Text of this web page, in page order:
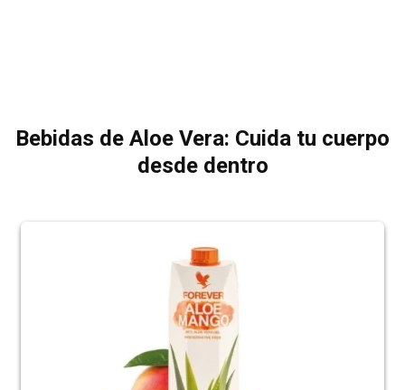
Bebidas de Aloe Vera: Cuida tu cuerpo
desde dentro